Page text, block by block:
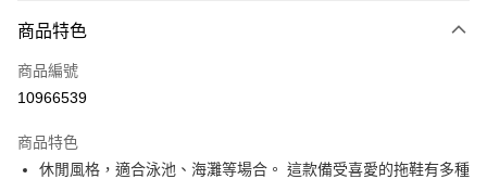
Apple Pay
悠遊付
7-11取貨(快速到店)
商品特色
商品編號
10966539
商品特色
休閒風格，適合泳池、海灘等場合。 這款備受喜愛的拖鞋有多種